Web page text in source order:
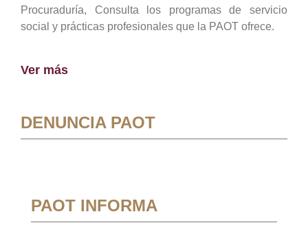
Procuraduría, Consulta los programas de servicio
social y prácticas profesionales que la PAOT ofrece.
Ver más
DENUNCIA PAOT
PAOT INFORMA